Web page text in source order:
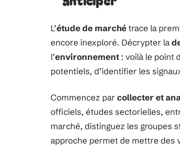
L’étude de marchétrace la
encore inexploré. Décrypter la
l’environnement : voilà le point
potentiels, d’identifier les
Commencez parcollecter et
officiels, études sectorielles,
marché, distinguez les groupes
approche permet de mettre des